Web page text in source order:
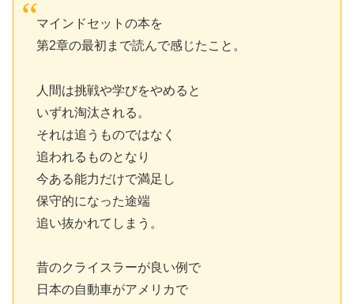
マインドセットの本を
第2章の最初まで読んで感じたこと。
人間は挑戦や学びをやめると
いずれ淘汰される。
それは追うものではなく
追われるものとなり
今ある能力だけで満足し
保守的になった途端
追い抜かれてしまう。
昔のクライスラーが良い例で
日本の自動車がアメリカで